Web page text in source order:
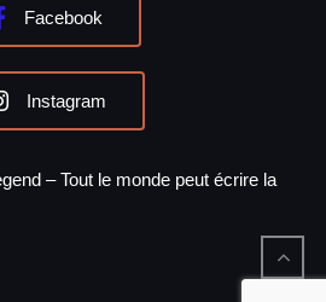
Facebook
Instagram
– Tout le monde peut écrire la